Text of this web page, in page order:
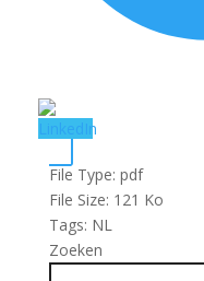
File Type: pdf
File Size: 121 Ko
Tags: NL
Zoeken